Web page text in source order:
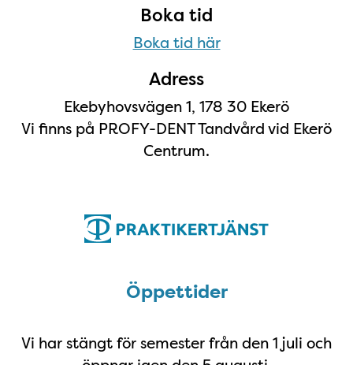
Boka tid
Boka tid här
Adress
Ekebyhovsvägen 1, 178 30 Ekerö
Vi finns på PROFY-DENT Tandvård vid Ekerö
Centrum.
Öppettider
Vi har stängt för semester från den 1 juli och